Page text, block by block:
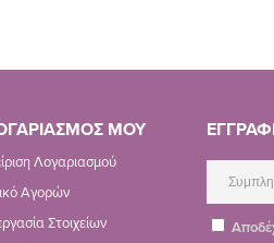
ΜΟΥ
Λογαριασμού
Αγορών
Στοιχείων